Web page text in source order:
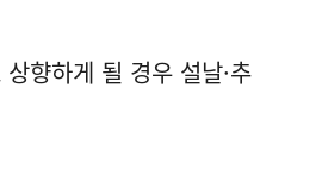
향하게 될 경우 설날·추